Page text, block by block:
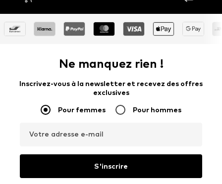
Ne manquez rien !
Inscrivez-vous à la newsletter et recevez des offres
exclusives
Pour femmes Pour hommes
Votre adresse e-mail
S'inscrire